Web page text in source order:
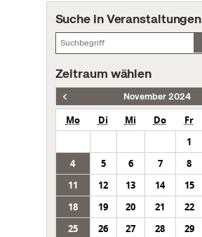
Suche in Veranstaltungen
Zeitraum wählen
November 2024
Mo Di Mi Do Fr
1
4
5 6 7 8
11
12 13 14 15
18
19 20 21 22
25
26 27 28 29